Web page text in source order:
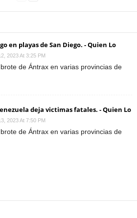
en playas de San Diego. - Quien Lo
2023 At 3:25 PM
de Ántrax en varias provincias de
deja victimas fatales. - Quien Lo
2023 At 7:50 PM
de Ántrax en varias provincias de